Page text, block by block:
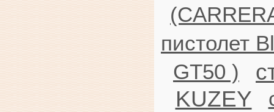
пистолет
GT50 )
KUZEY